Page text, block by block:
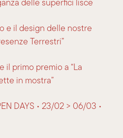
e il design delle nostre
Terrestri”
il primo premio a “La
in mostra”
DAYS • 23/02 > 06/03 •